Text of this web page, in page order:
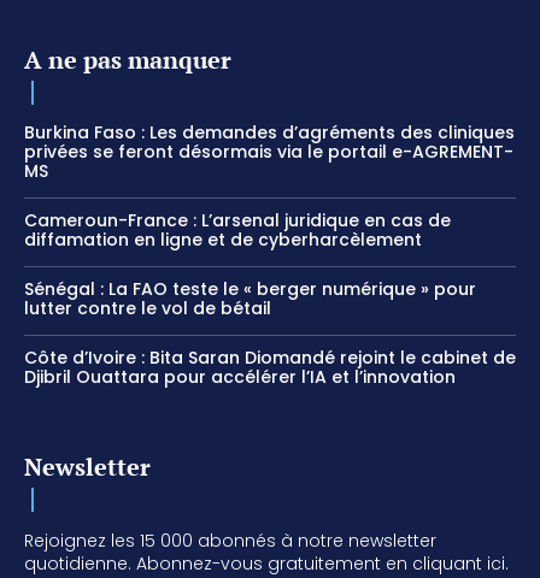
A ne pas manquer
Burkina Faso : Les demandes d’agréments des cliniques
privées se feront désormais via le portail e-AGREMENT-
MS
Cameroun-France : L’arsenal juridique en cas de
diffamation en ligne et de cyberharcèlement
Sénégal : La FAO teste le « berger numérique » pour
lutter contre le vol de bétail
Côte d’Ivoire : Bita Saran Diomandé rejoint le cabinet de
Djibril Ouattara pour accélérer l’IA et l’innovation
Newsletter
Rejoignez les 15 000 abonnés à notre newsletter
quotidienne. Abonnez-vous gratuitement en cliquant ici.